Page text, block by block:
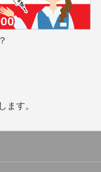
ます。